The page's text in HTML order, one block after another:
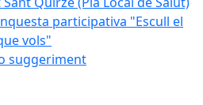
participativa "Escull el
vols"
suggeriment